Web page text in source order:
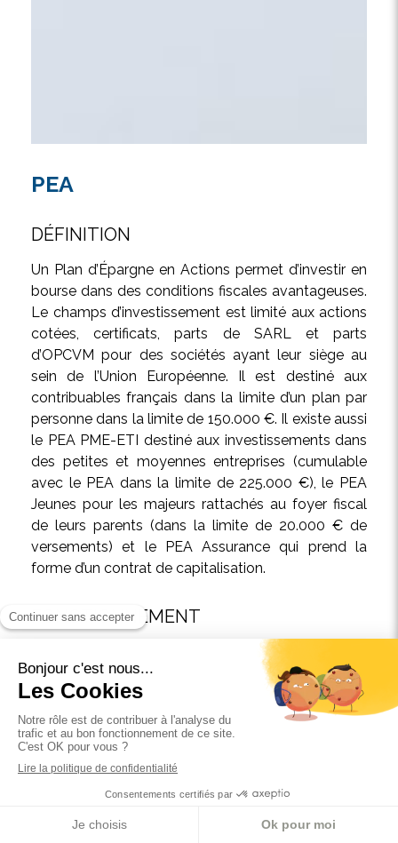
PEA
DÉFINITION
Un Plan d’Épargne en Actions permet d’investir en
bourse dans des conditions fiscales avantageuses.
Le champs d’investissement est limité aux actions
cotées, certificats, parts de SARL et parts
d’OPCVM pour des sociétés ayant leur siège au
sein de l’Union Européenne. Il est destiné aux
contribuables français dans la limite d’un plan par
personne dans la limite de 150.000 €. Il existe aussi
le PEA PME-ETI destiné aux investissements dans
des petites et moyennes entreprises (cumulable
avec le PEA dans la limite de 225.000 €), le PEA
Jeunes pour les majeurs rattachés au foyer fiscal
de leurs parents (dans la limite de 20.000 € de
versements) et le PEA Assurance qui prend la
forme d’un contrat de capitalisation.
FONCTIONNEMENT
Un PEA est lié avec un compte en espèces sur
lequel les versements vont transiter pour acheter
les titres éligibles, verser les gains et débiter les
frais.
Le retrait total ou partiel avant l’expiration des 5
ans entraine la clôture du plan sauf cas de retrait
autorisés (licenciement, invalidité, mise en retraite